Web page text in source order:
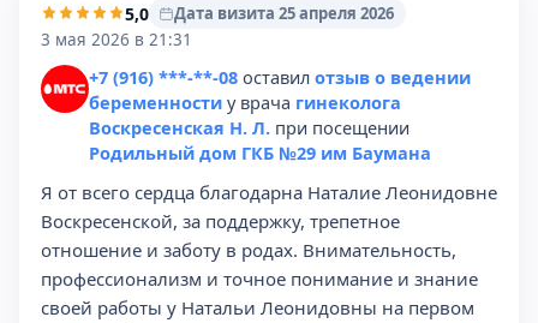
5,0
Дата визита 25 апреля 2026
3 мая 2026 в 21:31
+7 (916) ***-**-08 оставил отзыв о ведении
беременности у врача гинеколога
Воскресенская Н. Л. при посещении
Родильный дом ГКБ №29 им Баумана
Я от всего сердца благодарна Наталие Леонидовне
Воскресенской, за поддержку, трепетное
отношение и заботу в родах. Внимательность,
профессионализм и точное понимание и знание
своей работы у Натальи Леонидовны на первом